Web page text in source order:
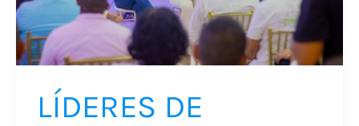
LÍDERES DE
RUTA
PARA
SU